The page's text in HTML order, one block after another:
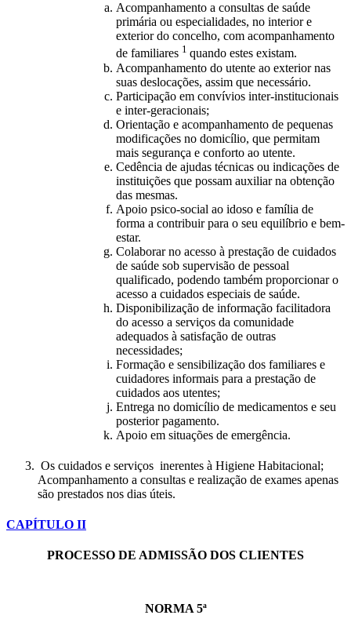
Acompanhamento a consultas de saúde
primária ou especialidades, no interior e
exterior do concelho, com acompanhamento
de familiares 1 quando estes existam.
Acompanhamento do utente ao exterior nas
suas deslocações, assim que necessário.
Participação em convívios inter-institucionais
e inter-geracionais;
Orientação e acompanhamento de pequenas
modificações no domicílio, que permitam
mais segurança e conforto ao utente.
Cedência de ajudas técnicas ou indicações de
instituições que possam auxiliar na obtenção
das mesmas.
Apoio psico-social ao idoso e família de
forma a contribuir para o seu equilíbrio e bem-
estar.
Colaborar no acesso à prestação de cuidados
de saúde sob supervisão de pessoal
qualificado, podendo também proporcionar o
acesso a cuidados especiais de saúde.
Disponibilização de informação facilitadora
do acesso a serviços da comunidade
adequados à satisfação de outras
necessidades;
Formação e sensibilização dos familiares e
cuidadores informais para a prestação de
cuidados aos utentes;
Entrega no domicílio de medicamentos e seu
posterior pagamento.
Apoio em situações de emergência.
Os cuidados e serviços inerentes à Higiene Habitacional;
Acompanhamento a consultas e realização de exames apenas
são prestados nos dias úteis.
CAPÍTULO II
PROCESSO DE ADMISSÃO DOS CLIENTES
NORMA 5ª